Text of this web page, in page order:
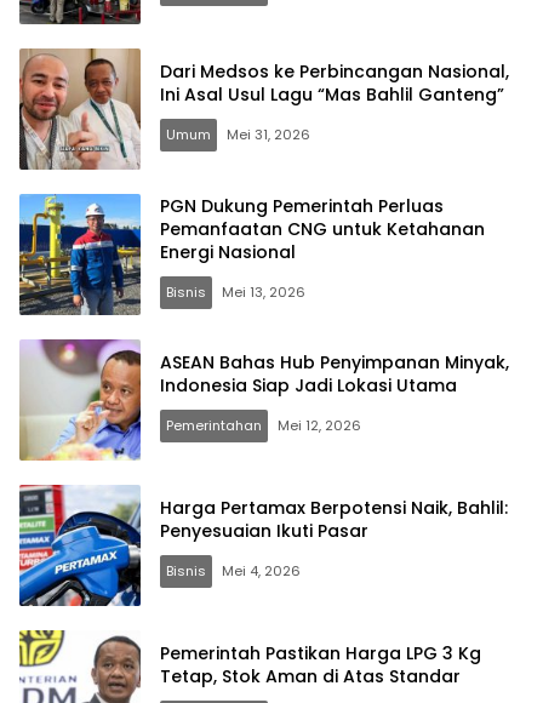
Dari Medsos ke Perbincangan Nasional,
Ini Asal Usul Lagu “Mas Bahlil Ganteng”
Umum Mei 31, 2026
PGN Dukung Pemerintah Perluas
Pemanfaatan CNG untuk Ketahanan
Energi Nasional
Bisnis Mei 13, 2026
ASEAN Bahas Hub Penyimpanan Minyak,
Indonesia Siap Jadi Lokasi Utama
Pemerintahan Mei 12, 2026
Harga Pertamax Berpotensi Naik, Bahlil:
Penyesuaian Ikuti Pasar
Bisnis Mei 4, 2026
Pemerintah Pastikan Harga LPG 3 Kg
Tetap, Stok Aman di Atas Standar